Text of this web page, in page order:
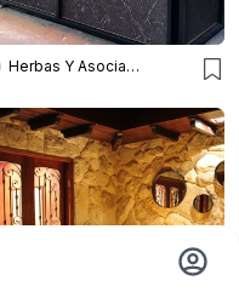
Herbas Y Asociados